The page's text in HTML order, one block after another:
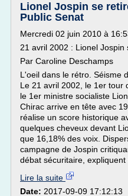
Lionel Jospin se
Public Senat
Mercredi 02 juin 2010 à
21 avril 2002 : Lionel
Par Caroline Deschamps
L'oeil dans le rétro. Séisme
Le 21 avril 2002, le 1er tour
le 1er ministre socialiste
Chirac arrive en tête avec
réalise un score historique
quelques cheveux devant
que 16,18% des voix.
campagne de Jospin
débat sécuritaire, expliquent
Lire la suite
Date: 2017-09-09 17:12:13